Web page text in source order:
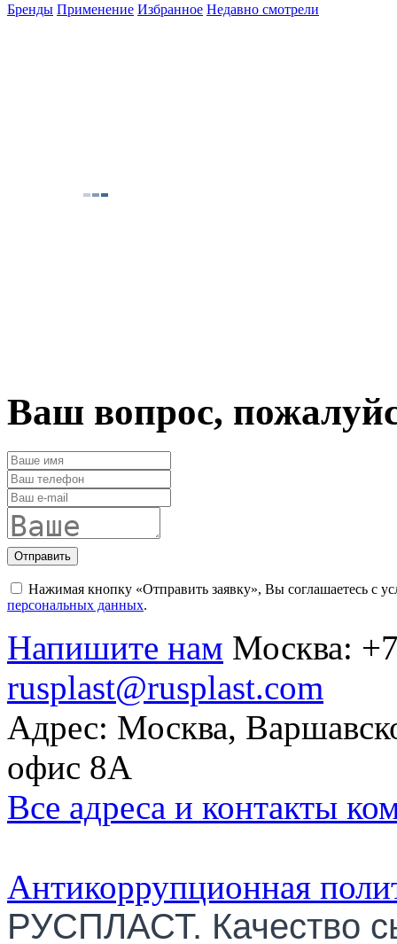
Бренды Применение Избранное Недавно смотрели
Ваш вопрос,
Отправить
Нажимая кнопку «Отправить заявку», Вы соглашаетесь с
персональных данных.
Напишите нам Москва:
rusplast@rusplast.com
Адрес: Москва,
офис 8А
Все адреса и контакты
Антикоррупционная
РУСПЛАСТ. Качество